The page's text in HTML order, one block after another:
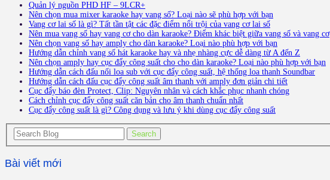
Quản lý nguồn PHD HF – 9LCR+
Nên chọn mua mixer karaoke hay vang số? Loại nào sẽ phù hợp với bạn
Vang cơ lai số là gì? Tất tần tật các đặc điểm nổi trội của vang cơ lai số
Nên mua vang số hay vang cơ cho dàn karaoke? Điểm khác biệt giữa vang số và vang cơ
Nên chọn vang số hay amply cho dàn karaoke? Loại nào phù hợp với bạn
Hướng dẫn chỉnh vang số hát karaoke hay và nhẹ nhàng cực dễ dàng từ A đến Z
Nên chọn amply hay cục đẩy công suất cho cho dàn karaoke? Loại nào phù hợp với bạn
Hướng dẫn cách đấu nối loa sub với cục đẩy công suất, hệ thống loa thanh Soundbar
Hướng dẫn cách đấu cục đẩy công suất âm thanh với amply đơn giản chi tiết
Cục đẩy báo đèn Protect, Clip: Nguyên nhân và cách khắc phục nhanh chóng
Cách chỉnh cục đẩy công suất căn bản cho âm thanh chuẩn nhất
Cục đẩy công suất là gì? Công dụng và lưu ý khi dùng cục đẩy công suất
Bài viết mới